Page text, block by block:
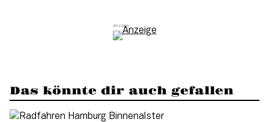
Das könnte dir auch gefallen